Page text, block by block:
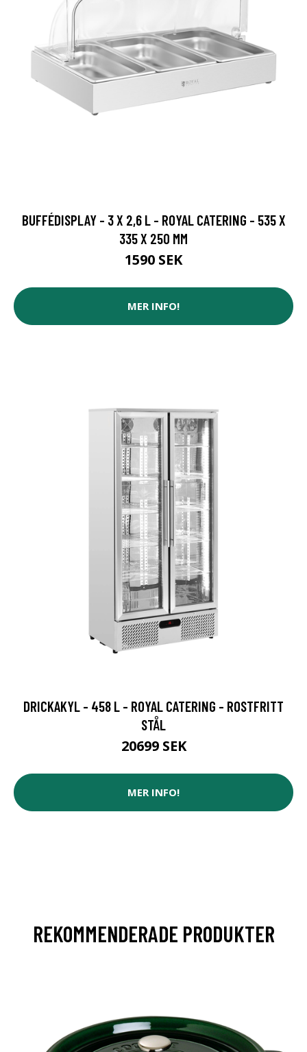
BUFFÉDISPLAY - 3 X 2,6 L - ROYAL CATERING - 535 X
335 X 250 MM
1590 SEK
MER INFO!
DRICKAKYL - 458 L - ROYAL CATERING - ROSTFRITT
STÅL
20699 SEK
MER INFO!
REKOMMENDERADE PRODUKTER